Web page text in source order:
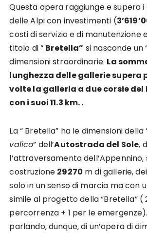
Questa opera raggiunge e supera
delle Alpi con investimenti (
costi di servizio e di manutenzione
titolo di “ Bretella” si nasconde un
dimensioni straordinarie. La
lunghezza delle gallerie supera
volte la galleria a due corsie del
con i suoi 11.3 km. .
La “ Bretella” ha le dimensioni della
valico” dell’Autostrada del Sole,
l’attraversamento dell’Appennino,
costruzione 29270 m di gallerie,
solo in un senso di marcia ma con
simile al progetto della “Bretella” (
percorrenza + 1 per le
parlando, dunque, di un’opera di